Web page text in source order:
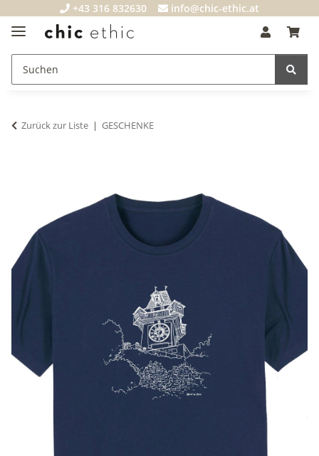
+43 316 832630 info@chic-ethic.at
Zurück zur Liste GESCHENKE